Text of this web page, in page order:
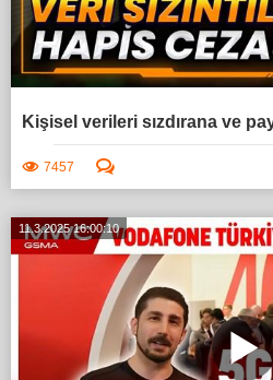
Kişisel verileri sızdırana ve
7457
11.3.2025 16:00:10